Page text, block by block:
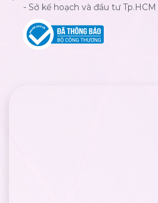
- Sở kế hoạch và đầu tư